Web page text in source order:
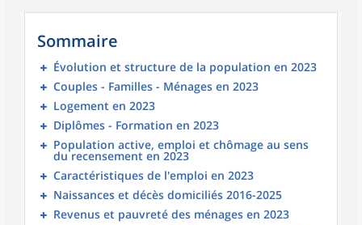
Sommaire
Évolution et structure de la population en 2023
Couples - Familles - Ménages en 2023
Logement en 2023
Diplômes - Formation en 2023
Population active, emploi et chômage au sens
du recensement en 2023
Caractéristiques de l'emploi en 2023
Naissances et décès domiciliés 2016-2025
Revenus et pauvreté des ménages en 2023